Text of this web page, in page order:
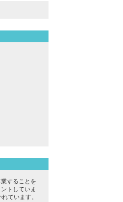
することを
トしていま
ています。